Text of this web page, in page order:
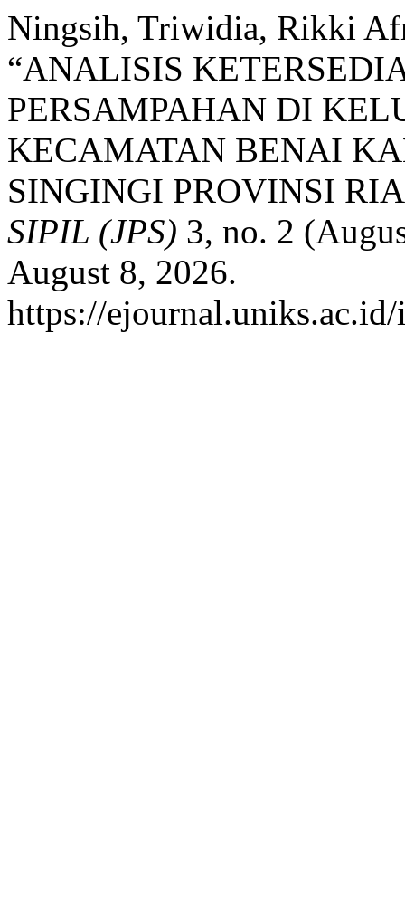
Ningsih, Triwidia, Rikki
“ANALISIS
PERSAMPAHAN DI
KECAMATAN BENAI
SINGINGI PROVINSI
SIPIL (JPS) 3, no. 2
August 8, 2026.
https://